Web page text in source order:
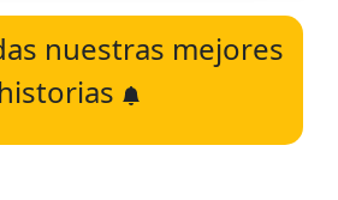
nuestras mejores
historias